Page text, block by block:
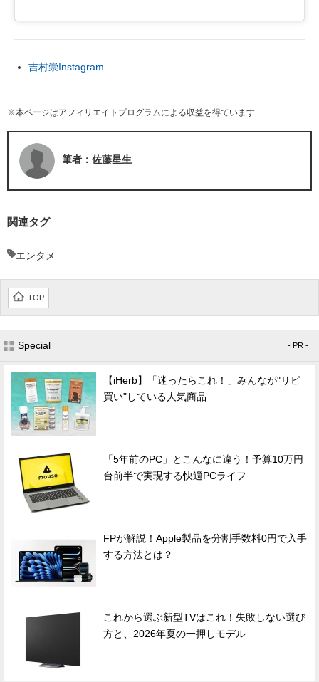
吉村崇Instagram
※本ページはアフィリエイトプログラムによる収益を得ています
筆者：佐藤星生
関連タグ
エンタメ
TOP
Special - PR -
【iHerb】「迷ったらこれ！」みんなが"リピ
買い"している人気商品
「5年前のPC」とこんなに違う！予算10万円
台前半で実現する快適PCライフ
FPが解説！Apple製品を分割手数料0円で入手
する方法とは？
これから選ぶ新型TVはこれ！失敗しない選び
方と、2026年夏の一押しモデル